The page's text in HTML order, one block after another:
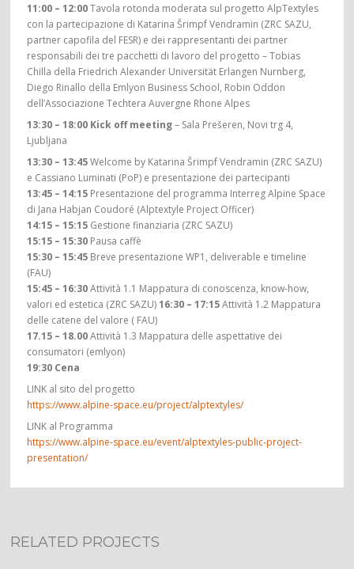
11:00 – 12:00Tavola rotonda moderata sul progetto AlpTextyles
con la partecipazione di Katarina Šrimpf Vendramin (ZRC SAZU,
partner capofila del FESR) e dei rappresentanti dei partner
responsabili dei tre pacchetti di lavoro del progetto – Tobias
Chilla della Friedrich Alexander Universität Erlangen Nurnberg,
Diego Rinallo della Emlyon Business School, Robin Oddon
dell’Associazione Techtera Auvergne Rhone Alpes
13:30 – 18:00 Kick off meeting– Sala Prešeren, Novi trg 4,
Ljubljana
13:30 – 13:45Welcome by Katarina Šrimpf Vendramin (ZRC SAZU)
e Cassiano Luminati (PoP) e presentazione dei partecipanti
13:45 – 14:15 Presentazione del programma Interreg Alpine Space
di Jana Habjan Coudoré (Alptextyle Project Officer)
14:15 – 15:15 Gestione finanziaria (ZRC SAZU)
15:15 – 15:30 Pausa caffè
15:30 – 15:45 Breve presentazione WP1, deliverable e timeline
(FAU)
15:45 – 16:30Attività 1.1 Mappatura di conoscenza, know-how,
valori ed estetica (ZRC SAZU)16:30 – 17:15Attività 1.2 Mappatura
delle catene del valore ( FAU)
17.15 – 18.00Attività 1.3 Mappatura delle aspettative dei
consumatori (emlyon)
19:30 Cena
LINK al sito del progetto
https://www.alpine-space.eu/project/alptextyles/
LINK al Programma
https://www.alpine-space.eu/event/alptextyles-public-project-
presentation/
RELATED PROJECTS